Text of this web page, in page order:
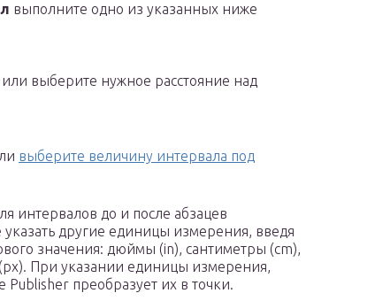
выполните одно из указанных ниже
выберите нужное расстояние над
выберите величину интервала под
интервалов до и после абзацев
другие единицы измерения, введя
значения: дюймы (in), сантиметры (cm),
При указании единицы измерения,
преобразует их в точки.